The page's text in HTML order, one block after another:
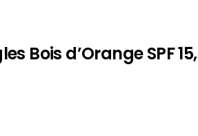
Bois d’Orange SPF 15,